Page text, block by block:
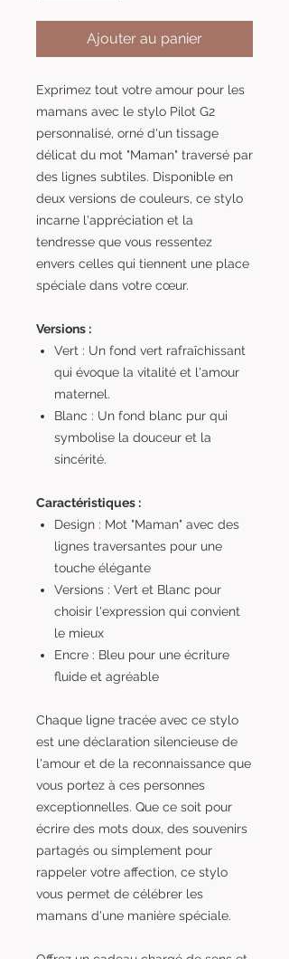
Ajouter au panier
Exprimez tout votre amour pour les
mamans avec le stylo Pilot G2
personnalisé, orné d'un tissage
délicat du mot "Maman" traversé par
des lignes subtiles. Disponible en
deux versions de couleurs, ce stylo
incarne l'appréciation et la
tendresse que vous ressentez
envers celles qui tiennent une place
spéciale dans votre cœur.
Versions :
Vert : Un fond vert rafraîchissant
qui évoque la vitalité et l'amour
maternel.
Blanc : Un fond blanc pur qui
symbolise la douceur et la
sincérité.
Caractéristiques :
Design : Mot "Maman" avec des
lignes traversantes pour une
touche élégante
Versions : Vert et Blanc pour
choisir l'expression qui convient
le mieux
Encre : Bleu pour une écriture
fluide et agréable
Chaque ligne tracée avec ce stylo
est une déclaration silencieuse de
l'amour et de la reconnaissance que
vous portez à ces personnes
exceptionnelles. Que ce soit pour
écrire des mots doux, des souvenirs
partagés ou simplement pour
rappeler votre affection, ce stylo
vous permet de célébrer les
mamans d'une manière spéciale.